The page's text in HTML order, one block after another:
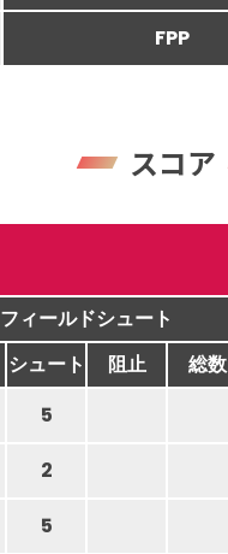
FPP
スコア
フィールドシュート
シュート 阻止 総数
5
2
5